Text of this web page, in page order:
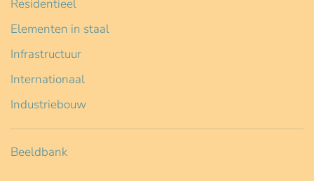
Residentieel
Elementen in staal
Infrastructuur
Internationaal
Industriebouw
Beeldbank